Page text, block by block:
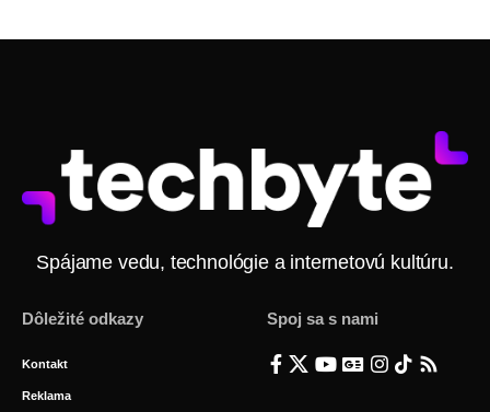
Spájame vedu, technológie a internetovú kultúru.
Dôležité odkazy
Kontakt
Reklama
Spoj sa s nami